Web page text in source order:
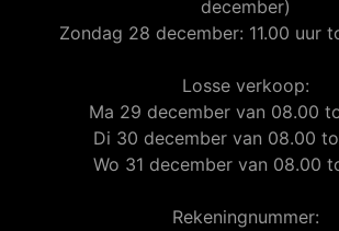
december)
Zondag 28 december: 11.00 uur
Losse verkoop:
Ma 29 december van 08.00
Di 30 december van 08.00
Wo 31 december van 08.00
Rekeningnummer: